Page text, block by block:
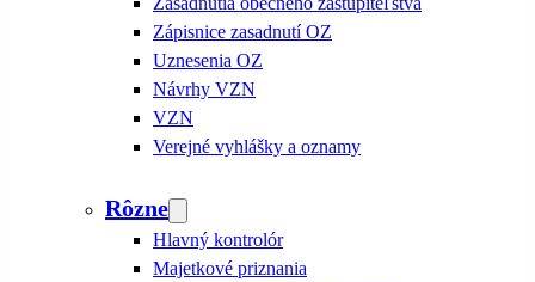
Zápisnice zasadnutí OZ
Uznesenia OZ
Návrhy VZN
VZN
Verejné vyhlášky a oznamy
Rôzne
Hlavný kontrolór
Majetkové priznania